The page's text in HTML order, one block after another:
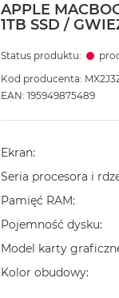
APPLE
1TB SSD /
Status produktu:
Kod producenta:
EAN: 195949875489
Ekran
Seria procesora i
Pamięć RAM
Pojemność dysku
Model karty
Kolor obudowy